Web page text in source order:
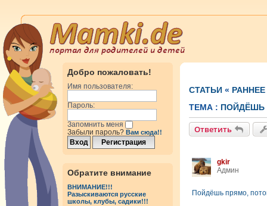
Добро пожаловать!
Имя пользователя:
Пароль:
Запомнить меня
Забыли пароль? Вам сюда!!
Обратите внимание
ВНИМАНИЕ!!!
Разыскиваются русские
школы, клубы, садики!!!
СТАТЬИ «
ТЕМА : ПОЙДЁШЬ
Ответить
gkir
Админ
Пойдёшь прямо,